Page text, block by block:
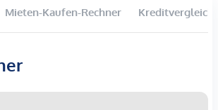
Verkäufer verpflichtet sich zur
Liftes bis 2028
Errichtung von Balkonen ein
Mieten-Kaufen-Rechner Kreditvergleich